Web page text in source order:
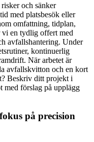
och sänker
med platsbesök eller
omfattning, tidplan,
en tydlig offert med
avfallshantering. Under
kontinuerlig
När arbetet är
avfallskvitton och en kort
Beskriv ditt projekt i
med förslag på upplägg
på precision